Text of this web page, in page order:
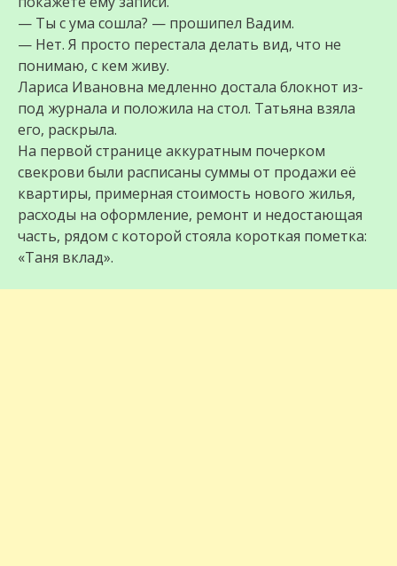
— Ты с ума сошла? — прошипел Вадим.
— Нет. Я просто перестала делать вид, что не
понимаю, с кем живу.
Лариса Ивановна медленно достала блокнот из-
под журнала и положила на стол. Татьяна взяла
его, раскрыла.
На первой странице аккуратным почерком
свекрови были расписаны суммы от продажи её
квартиры, примерная стоимость нового жилья,
расходы на оформление, ремонт и недостающая
часть, рядом с которой стояла короткая пометка:
«Таня вклад».